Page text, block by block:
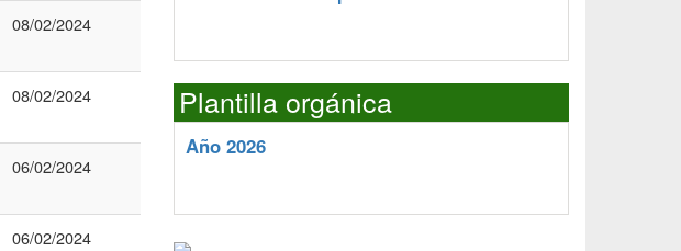
08/02/2024
08/02/2024
06/02/2024
06/02/2024
Plantilla orgánica
Año 2026